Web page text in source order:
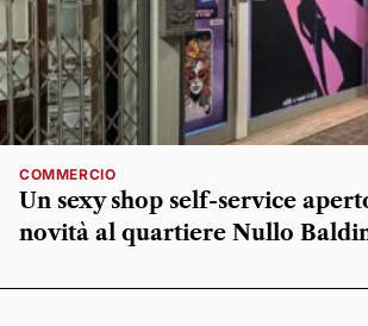
COMMERCIO
Un sexy shop self-service
novità al quartiere Nullo